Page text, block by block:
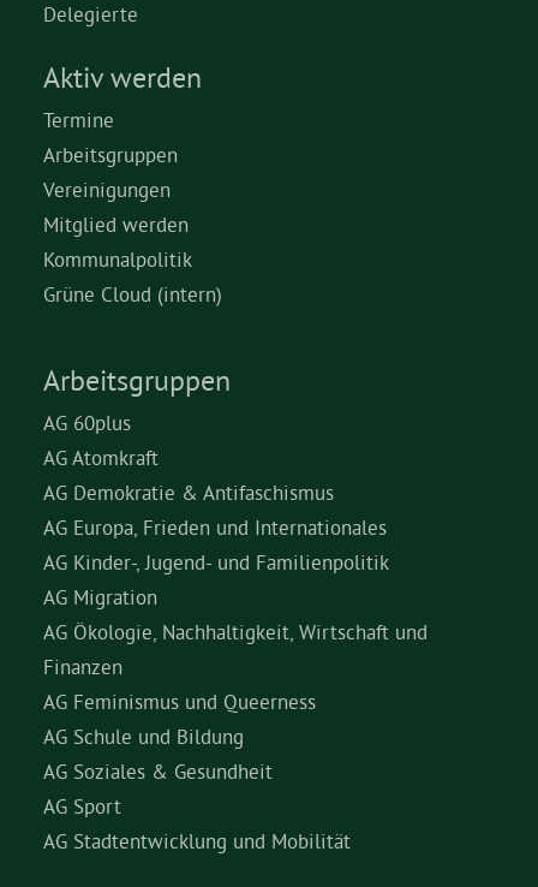
Delegierte
Aktiv werden
Termine
Arbeitsgruppen
Vereinigungen
Mitglied werden
Kommunalpolitik
Grüne Cloud (intern)
Arbeitsgruppen
AG 60plus
AG Atomkraft
AG Demokratie & Antifaschismus
AG Europa, Frieden und Internationales
AG Kinder-, Jugend- und Familienpolitik
AG Migration
AG Ökologie, Nachhaltigkeit, Wirtschaft und
Finanzen
AG Feminismus und Queerness
AG Schule und Bildung
AG Soziales & Gesundheit
AG Sport
AG Stadtentwicklung und Mobilität